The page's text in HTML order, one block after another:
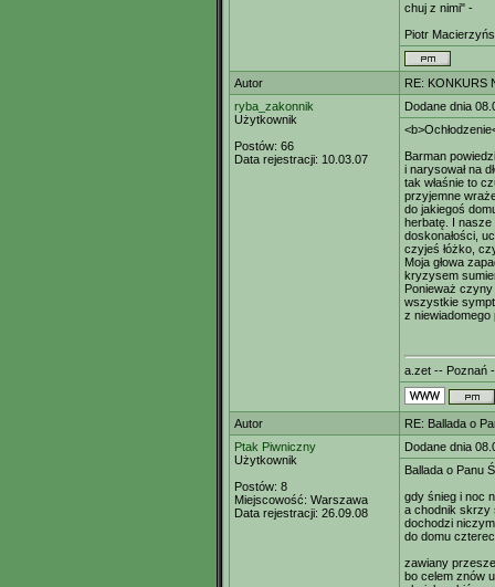
chuj z nimi" -
Piotr
Autor
RE: KONKURS
ryba_zakonnik
Użytkownik
Postów: 66
Data rejestracji: 10.03.07
Dodane dnia
Barman
i narysował na
tak właśnie to
przyjemne
do jakiegoś
herbatę. I nasze
doskonałości,
czyjeś łóżko,
Moja głowa
kryzysem
Ponieważ czyny
wszystkie
z niewiadomego
a.zet -- Poznań
Autor
RE: Ballada o
Ptak Piwniczny
Użytkownik
Postów: 8
Miejscowość: Warszawa
Data rejestracji: 26.09.08
Dodane dnia
Ballada o Panu
gdy śnieg i noc
a chodnik skrzy
dochodzi
do domu
zawiany
bo celem znów